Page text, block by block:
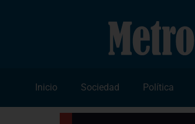
Inicio Sociedad Política